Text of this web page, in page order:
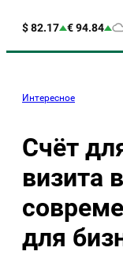
$ 82.17 € 94.84
Интересное
Счёт
визита
для